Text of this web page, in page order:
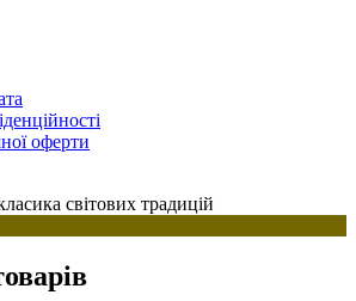
оферти
світових традицій